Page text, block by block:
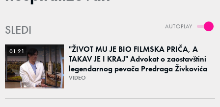
AUTOPLAY
SLEDI
01:21
"ŽIVOT MU JE BIO FILMSKA PRIČA, A
TAKAV JE I KRAJ" Advokat o zaostavštini
legendarnog pevača Predraga Živkovića
Tozovca: "Isključenje iz testamenta je
VIDEO